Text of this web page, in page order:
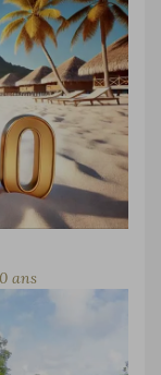
ans